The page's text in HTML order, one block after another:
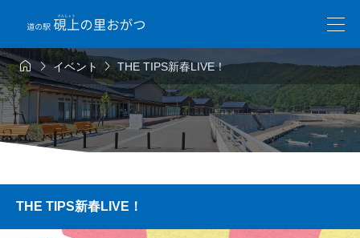
イベント THE TIPS新春LIVE！
THE TIPS新春LIVE！